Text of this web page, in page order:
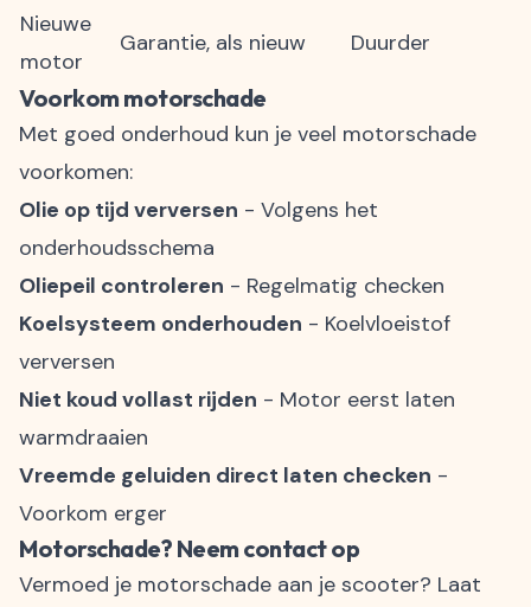
Nieuwe
motor
Garantie, als nieuw Duurder
Voorkom motorschade
Met goed onderhoud kun je veel motorschade
voorkomen:
Olie op tijd verversen - Volgens het
onderhoudsschema
Oliepeil controleren - Regelmatig checken
Koelsysteem onderhouden - Koelvloeistof
verversen
Niet koud vollast rijden - Motor eerst laten
warmdraaien
Vreemde geluiden direct laten checken -
Voorkom erger
Motorschade? Neem contact op
Vermoed je motorschade aan je scooter? Laat